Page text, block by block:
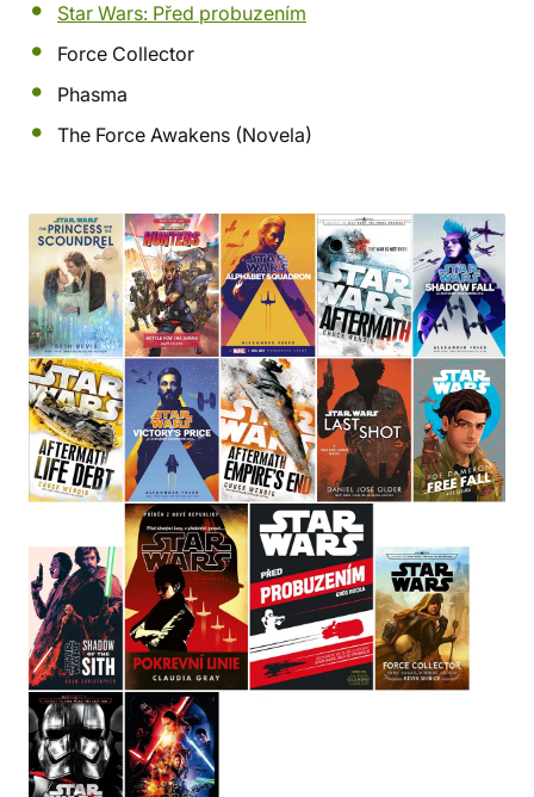
Star Wars: Před probuzením
Force Collector
Phasma
The Force Awakens (Novela)